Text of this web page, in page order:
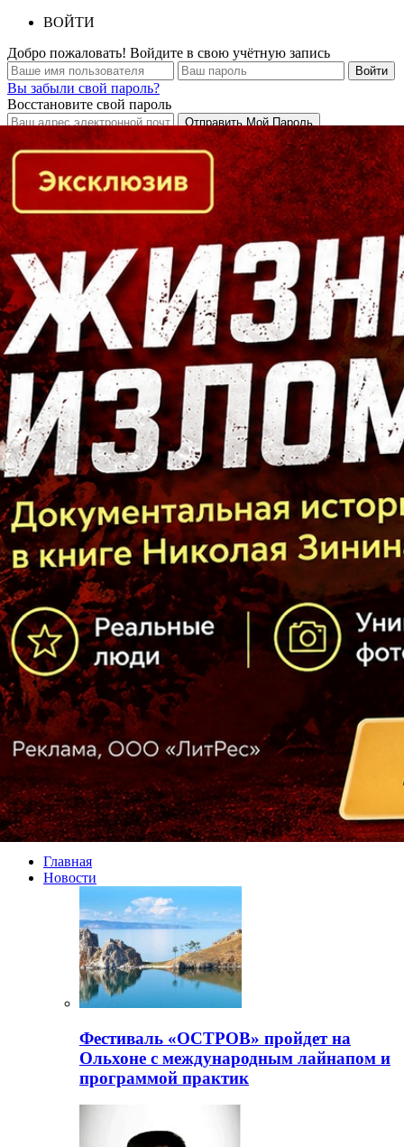
ВОЙТИ
Добро пожаловать! Войдите в свою учётную запись
Вы забыли свой пароль?
Восстановите свой пароль
Кто есть кто в Байкальском регионе
Главная
Новости
Фестиваль «ОСТРОВ» пройдет на
Ольхоне с международным лайнапом и
программой практик